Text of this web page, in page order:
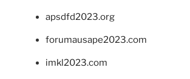
apsdfd2023.org
forumausape2023.com
imkl2023.com